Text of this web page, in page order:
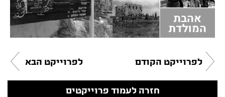
לפרוייקט הקודם
חזרה לעמוד פרוייקטים
לפרוייקט הבא